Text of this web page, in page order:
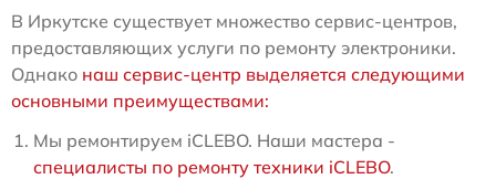
В Иркутске существует множество сервис-центров,
предоставляющих услуги по ремонту электроники.
Однако наш сервис-центр выделяется следующими
основными преимуществами:
Мы ремонтируем iCLEBO. Наши мастера -
специалисты по ремонту техники iCLEBO.